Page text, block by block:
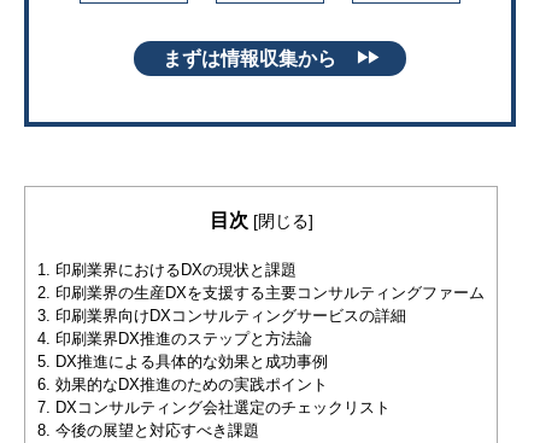
まずは情報収集から ▶▶
目次 [閉じる]
1. 印刷業界におけるDXの現状と課題
2. 印刷業界の生産DXを支援する主要コンサルティングファーム
3. 印刷業界向けDXコンサルティングサービスの詳細
4. 印刷業界DX推進のステップと方法論
5. DX推進による具体的な効果と成功事例
6. 効果的なDX推進のための実践ポイント
7. DXコンサルティング会社選定のチェックリスト
8. 今後の展望と対応すべき課題